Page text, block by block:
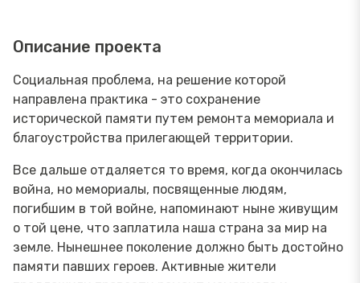
Описание проекта
Социальная проблема, на решение которой
направлена практика - это сохранение
исторической памяти путем ремонта мемориала и
благоустройства прилегающей территории.
Все дальше отдаляется то время, когда окончилась
война, но мемориалы, посвященные людям,
погибшим в той войне, напоминают ныне живущим
о той цене, что заплатила наша страна за мир на
земле. Нынешнее поколение должно быть достойно
памяти павших героев. Активные жители